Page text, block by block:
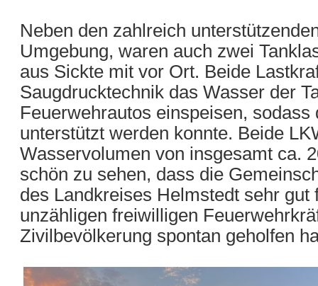
Neben den zahlreich
Umgebung, waren auch zwei
aus Sickte mit vor Ort. Beide
Saugdrucktechnik das Wasser der
Feuerwehrautos einspeisen,
unterstützt werden konnte. Beide
Wasservolumen von insgesamt ca.
schön zu sehen, dass die
des Landkreises Helmstedt sehr gut
unzähligen freiwilligen
Zivilbevölkerung spontan geholfen